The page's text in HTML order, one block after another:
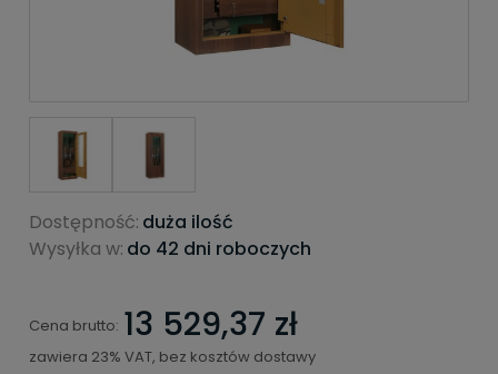
Dostępność: duża ilość
Wysyłka w: do 42 dni roboczych
Cena brutto: 13 529,37 zł
zawiera 23% VAT, bez kosztów dostawy